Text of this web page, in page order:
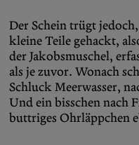
Der Schein trügt
kleine Teile gehackt,
der Jakobsmuschel,
als je zuvor. Wonach
Schluck Meerwasser,
Und ein bisschen nach
buttriges Ohrläppchen